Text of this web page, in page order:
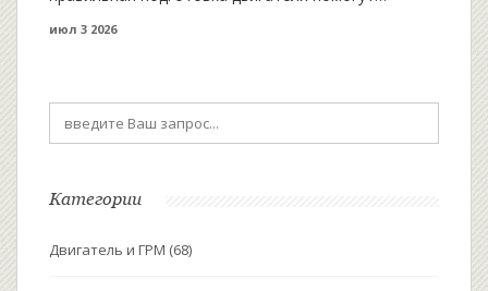
июл 3 2026
Категории
Двигатель и ГРМ (68)